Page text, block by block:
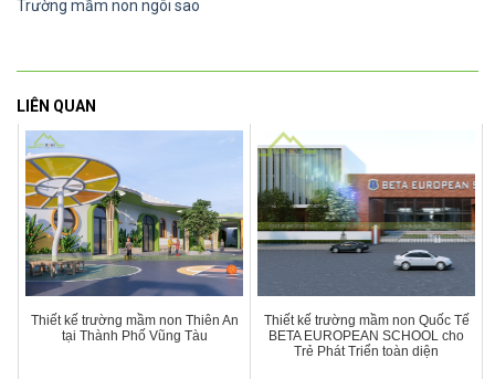
Trường mầm non ngôi sao
LIÊN QUAN
Thiết kế trường mầm non Thiên An
tại Thành Phố Vũng Tàu
Thiết kế trường mầm non Quốc Tế
BETA EUROPEAN SCHOOL cho
Trẻ Phát Triển toàn diện